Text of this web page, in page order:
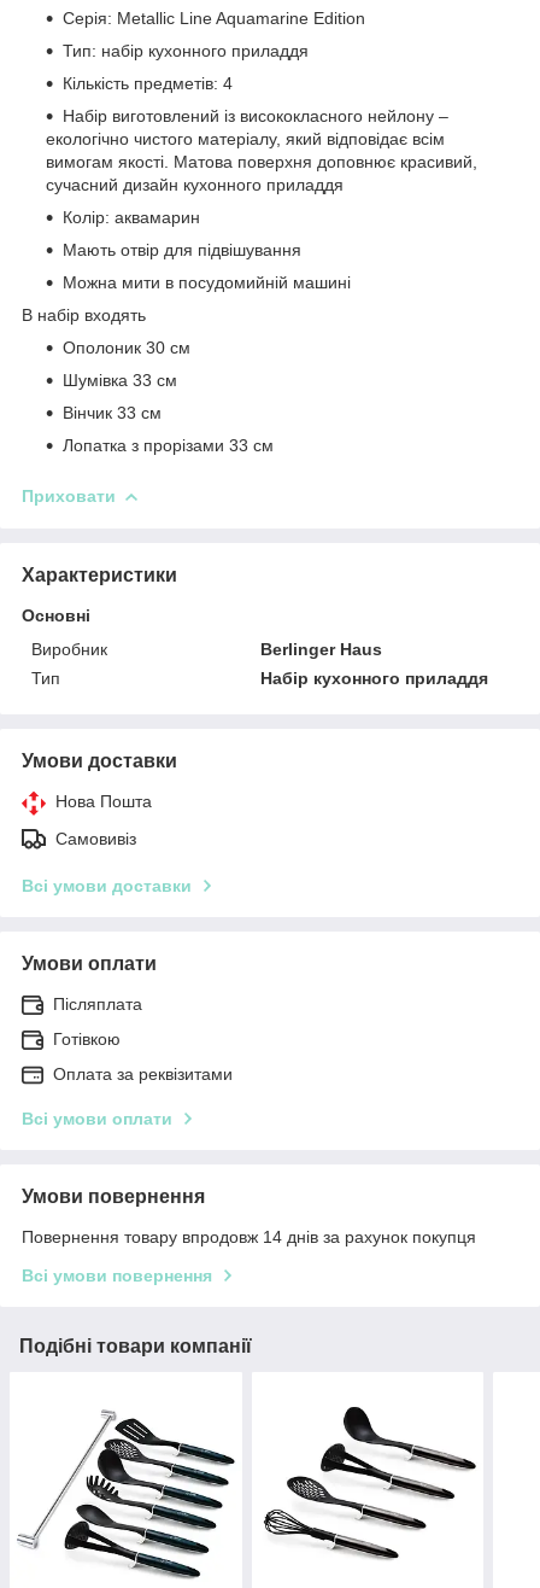
Серія: Metallic Line Aquamarine Edition
Тип: набір кухонного приладдя
Кількість предметів: 4
Набір виготовлений із висококласного нейлону –
екологічно чистого матеріалу, який відповідає всім
вимогам якості. Матова поверхня доповнює красивий,
сучасний дизайн кухонного приладдя
Колір: аквамарин
Мають отвір для підвішування
Можна мити в посудомийній машині
В набір входять
Ополоник 30 см
Шумівка 33 см
Вінчик 33 см
Лопатка з прорізами 33 см
Приховати
Характеристики
Основні
Виробник
Berlinger Haus
Тип
Набір кухонного приладдя
Умови доставки
Нова Пошта
Самовивіз
Всі умови доставки
Умови оплати
Післяплата
Готівкою
Оплата за реквізитами
Всі умови оплати
Умови повернення
Повернення товару впродовж 14 днів за рахунок покупця
Всі умови повернення
Подібні товари компанії